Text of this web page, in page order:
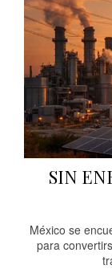
SIN
México se
para